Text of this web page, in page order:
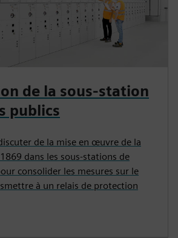
de la sous-station
publics
de la mise en œuvre de la
dans les sous-stations de
consolider les mesures sur le
à un relais de protection